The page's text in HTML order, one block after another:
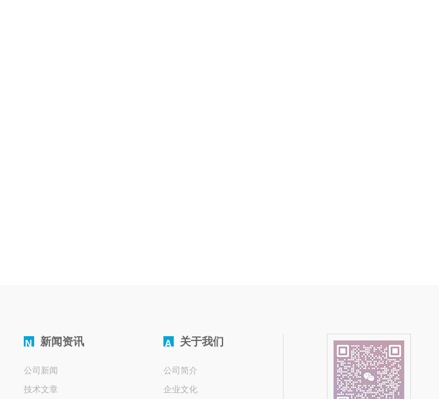
N 新闻资讯
公司新闻
技术文章
A 关于我们
公司简介
企业文化